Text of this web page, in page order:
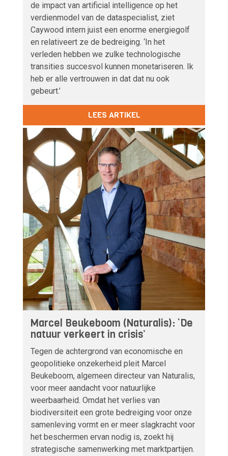
de impact van artificial intelligence op het
verdienmodel van de dataspecialist, ziet
Caywood intern juist een enorme energiegolf
en relativeert ze de bedreiging. ‘In het
verleden hebben we zulke technologische
transities succesvol kunnen monetariseren. Ik
heb er alle vertrouwen in dat dat nu ook
gebeurt.’
LEES ARTIKEL
Marcel Beukeboom (Naturalis): ‘De
natuur verkeert in crisis’
Tegen de achtergrond van economische en
geopolitieke onzekerheid pleit Marcel
Beukeboom, algemeen directeur van Naturalis,
voor meer aandacht voor natuurlijke
weerbaarheid. Omdat het verlies van
biodiversiteit een grote bedreiging voor onze
samenleving vormt en er meer slagkracht voor
het beschermen ervan nodig is, zoekt hij
strategische samenwerking met marktpartijen.